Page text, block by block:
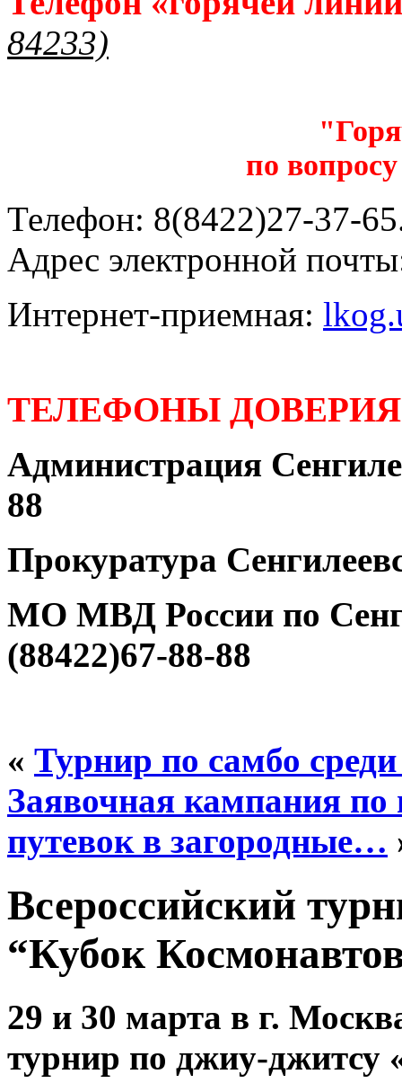
84233)
по
Телефон: 8(8422)27-37-
Адрес электронной
Интернет-приемная:
ТЕЛЕФОНЫ
Администрация
88
Прокуратура
МО МВД России по
(88422)67-88-88
« Турнир по самбо
Заявочная кампания
путевок в загородные…
Всероссийский
“Кубок
29 и 30 марта в г.
турнир по джиу-джитсу